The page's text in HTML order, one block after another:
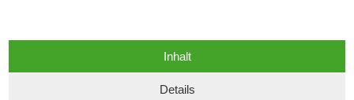
Inhalt
Details